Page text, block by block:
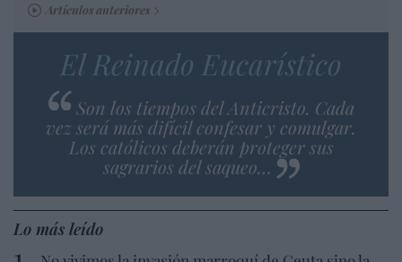
Artículos anteriores
El Reinado Eucarístico
Son los tiempos del Anticristo. Cada
vez será más difícil confesar y comulgar.
Los católicos deberán proteger sus
sagrarios del saqueo…
Lo más leído